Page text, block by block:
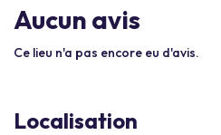
Aucun avis
Ce lieu n'a pas encore eu d'avis.
Localisation